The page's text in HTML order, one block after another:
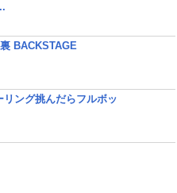
BACKSTAGE
ング挑んだらフルボッ